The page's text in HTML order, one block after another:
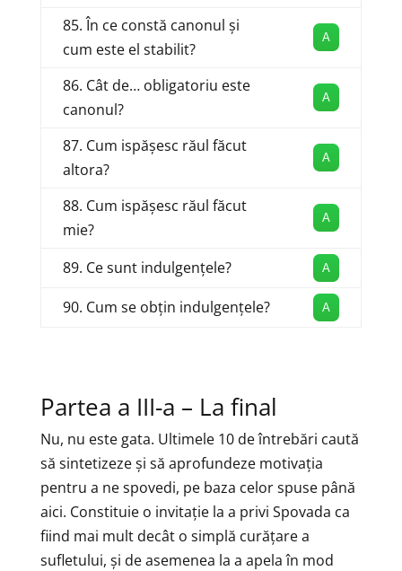
85. În ce constă canonul și
cum este el stabilit?
A
86. Cât de… obligatoriu este
canonul?
A
87. Cum ispășesc răul făcut
altora?
A
88. Cum ispășesc răul făcut
mie?
A
89. Ce sunt indulgențele? A
90. Cum se obțin indulgențele? A
Partea a III-a – La final
Nu, nu este gata. Ultimele 10 de întrebări caută
să sintetizeze și să aprofundeze motivația
pentru a ne spovedi, pe baza celor spuse până
aici. Constituie o invitație la a privi Spovada ca
fiind mai mult decât o simplă curățare a
sufletului, și de asemenea la a apela în mod